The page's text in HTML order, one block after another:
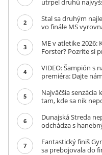
utrpel druhú
2
Stal sa druhým
vo finále MS
3
ME v atletike 2026:
Forster? Pozrite si
4
VIDEO: Šampión s
premiéra: Dajte
5
Najväčšia senzácia
tam, kde sa nik
6
Dunajská Streda
odchádza s
7
Fantastický finiš
sa prebojovala do